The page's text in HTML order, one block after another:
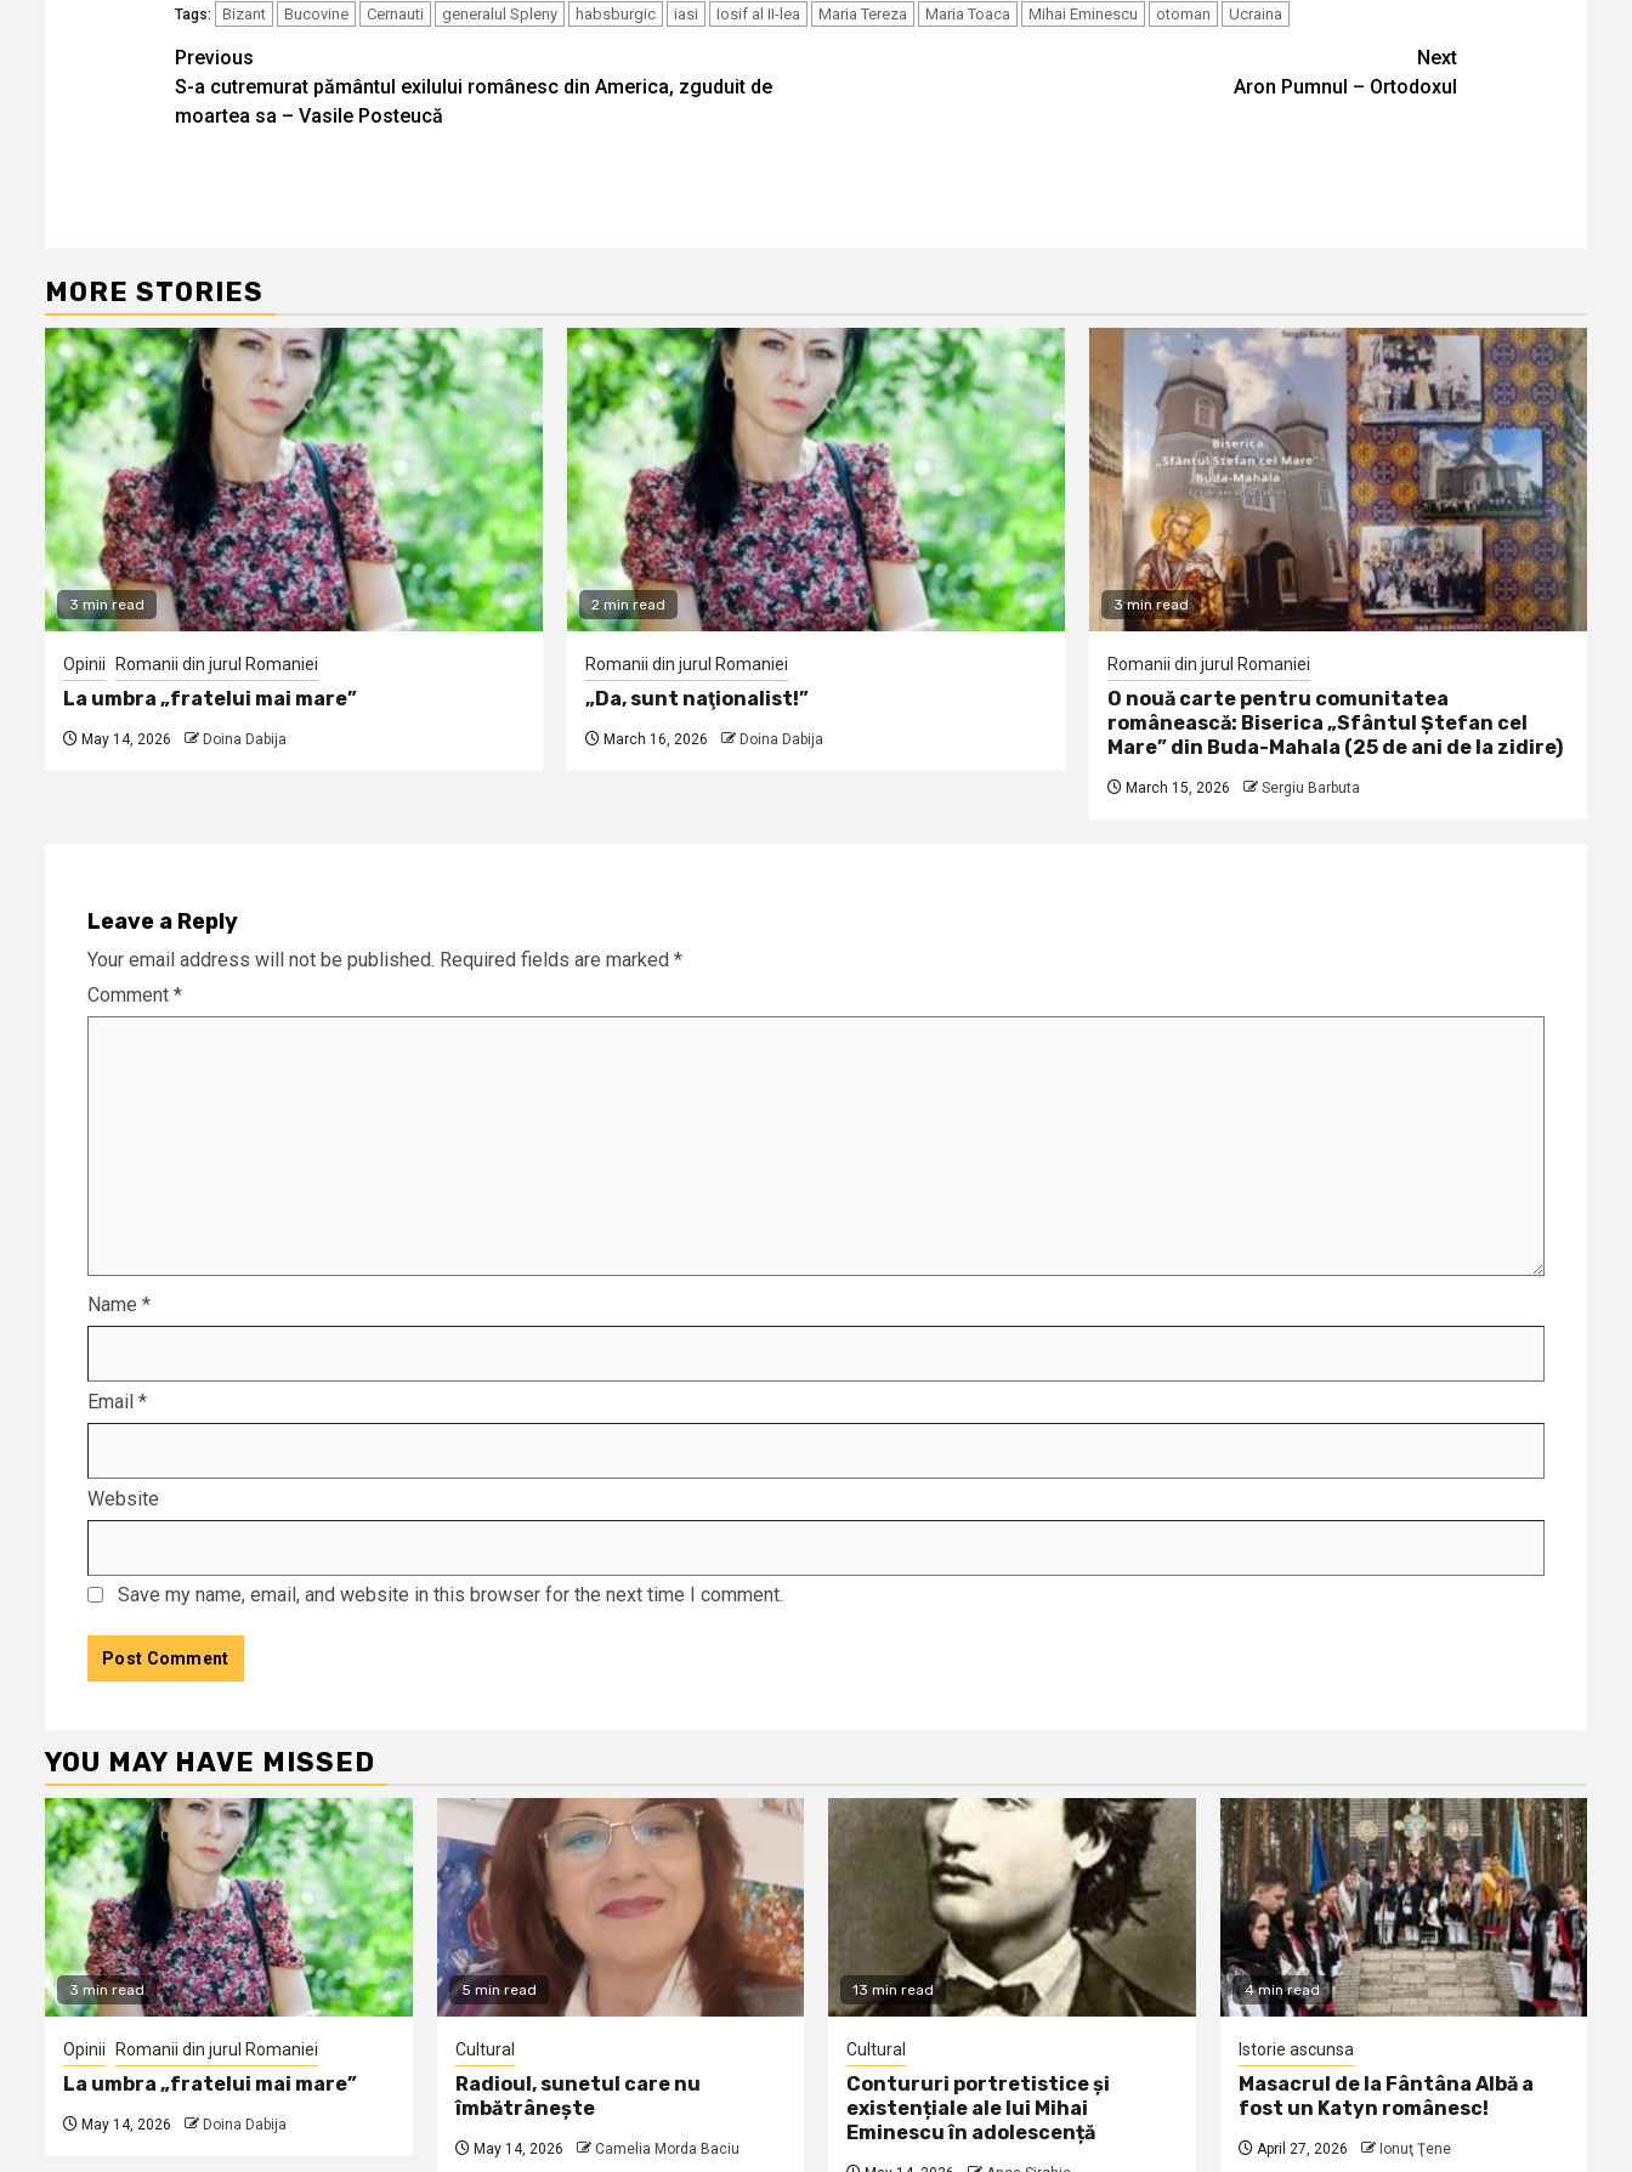
Tags: Bizant Bucovine Cernauti generalul Spleny habsburgic iasi Iosif al II-lea Maria Tereza Maria Toaca Mihai Eminescu otoman Ucraina
Continue
Reading
Previous
S-a cutremurat pământul exilului românesc din America, zguduit de
moartea sa – Vasile Posteucă
Next
Aron Pumnul – Ortodoxul
MORE STORIES
3 min read
Opinii Romanii din jurul Romaniei
La umbra „fratelui mai mare”
May 14, 2026 Doina Dabija
2 min read
Romanii din jurul Romaniei
„Da, sunt naţionalist!”
March 16, 2026 Doina Dabija
3 min read
Romanii din jurul Romaniei
O nouă carte pentru comunitatea
românească: Biserica „Sfântul Ștefan cel
Mare” din Buda-Mahala (25 de ani de la zidire)
March 15, 2026 Sergiu Barbuta
Leave a Reply
Your email address will not be published. Required fields are marked *
Comment *
Name *
Email *
Website
Save my name, email, and website in this browser for the next time I comment.
YOU MAY HAVE MISSED
3 min read
Opinii Romanii din jurul Romaniei
La umbra „fratelui mai mare”
May 14, 2026 Doina Dabija
5 min read
Cultural
Radioul, sunetul care nu
îmbătrânește
May 14, 2026 Camelia Morda Baciu
13 min read
Cultural
Contururi portretistice și
existențiale ale lui Mihai
Eminescu în adolescență
4 min read
Istorie ascunsa
Masacrul de la Fântâna Albă a
fost un Katyn românesc!
April 27, 2026 Ionuţ Ţene